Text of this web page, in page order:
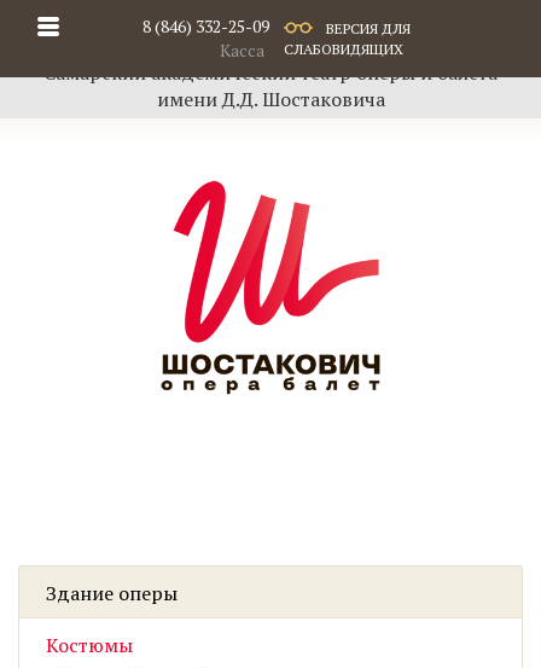
8 (846) 332-25-09
Касса
ВЕРСИЯ ДЛЯ
СЛАБОВИДЯЩИХ
Самарский академический театр оперы и балета
имени Д.Д. Шостаковича
Здание оперы
Костюмы